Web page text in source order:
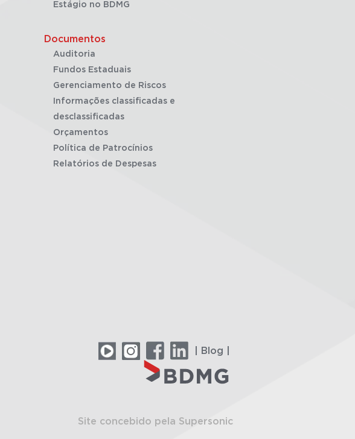
Estágio no BDMG
Documentos
Auditoria
Fundos Estaduais
Gerenciamento de Riscos
Informações classificadas e
desclassificadas
Orçamentos
Política de Patrocínios
Relatórios de Despesas
| Blog |
Site concebido pela Supersonic